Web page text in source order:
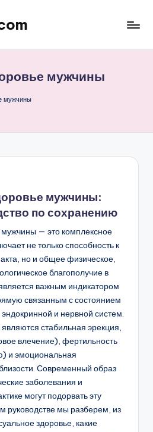
мужчины
мужчины
мужчины:
по сохранению
— это комплексное
не только способность к
но и общее физическое,
благополучие в
важным индикатором
связанным с состоянием
и нервной систем.
стабильная эрекция,
влечение), фертильность
и эмоциональная
Современный образ
заболевания и
могут подорвать эту
руководстве мы разберем, из
здоровье, какие